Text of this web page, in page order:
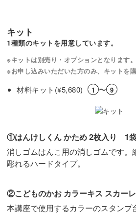
今回のレッスンは他のデザインと合
「吹き出し」と「メモ枠」を選んで
サイズを変えたり、オリジナルのデ
て、いろいろな組み合わせを楽しみ
キット
1種類のキットを用意しています。
※キットは別売り・オプションとなります。
※お申し込みいただいた方のみ、キットを購
材料キット(¥5,680) 1 〜 9
①はんけしくん かため 2枚入り 1
消しゴムはんこ用の消しゴムです。
彫れるハードタイプ。
②こどものかお カラーキス スカー
本講座で使用するカラーのスタンプ